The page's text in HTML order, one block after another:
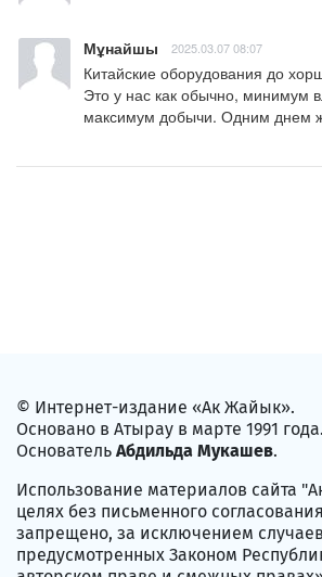
Мұнайшы 2025.03.07 08:07
Китайские оборудования до
Это у нас как обычно, минимум
максимум добычи. Одним днем
© Интернет-издание «Ак Жайык».
Основано в Атырау в марте 1991 года.
Основатель Абдильда Мукашев.
Использование материалов сайта
целях без письменного
запрещено, за исключением
предусмотренных Законом